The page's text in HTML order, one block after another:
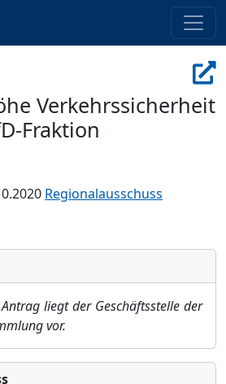
Verkehrssicherheit
Fraktion
Regionalausschuss
liegt der Geschäftsstelle der
vor.